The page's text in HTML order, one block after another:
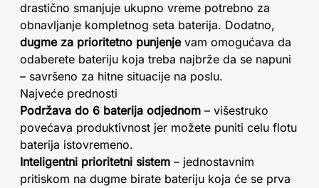
drastično smanjuje ukupno vreme potrebno za
obnavljanje kompletnog seta baterija. Dodatno,
dugme za prioritetno punjenjevam omogućava da
odaberete bateriju koja treba najbrže da se napuni
– savršeno za hitne situacije na poslu.
Najveće prednosti
Podržava do 6 baterija odjednom – višestruko
povećava produktivnost jer možete puniti celu flotu
baterija istovremeno.
Inteligentni prioritetni sistem – jednostavnim
pritiskom na dugme birate bateriju koja će se prva